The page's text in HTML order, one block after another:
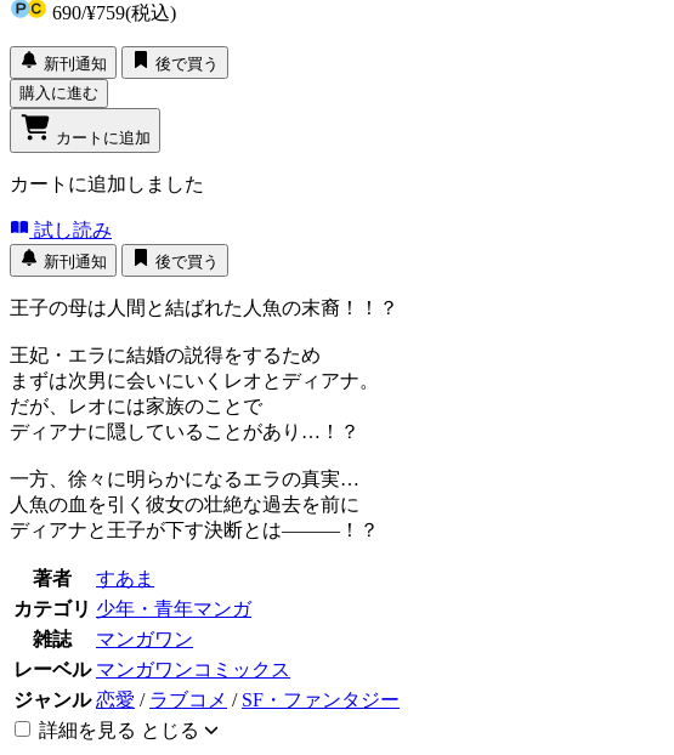
690/¥759(税込)
新刊通知
後で買う
購入に進む
カートに追加
カートに追加しました
試し読み
新刊通知 後で買う
王子の母は人間と結ばれた人魚の末裔！！？
王妃・エラに結婚の説得をするため
まずは次男に会いにいくレオとディアナ。
だが、レオには家族のことで
ディアナに隠していることがあり…！？
一方、徐々に明らかになるエラの真実…
人魚の血を引く彼女の壮絶な過去を前に
ディアナと王子が下す決断とは―――！？
著者
すあま
カテゴリ 少年・青年マンガ
雑誌
マンガワン
レーベル マンガワンコミックス
ジャンル 恋愛 / ラブコメ / SF・ファンタジー
詳細を見る とじる